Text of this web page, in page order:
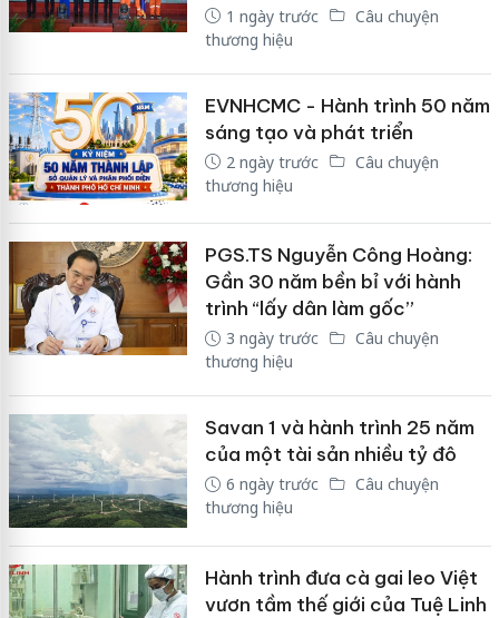
1 ngày trước
Câu chuyện
thương hiệu
EVNHCMC - Hành trình 50 năm
sáng tạo và phát triển
2 ngày trước
Câu chuyện
thương hiệu
PGS.TS Nguyễn Công Hoàng:
Gần 30 năm bền bỉ với hành
trình “lấy dân làm gốc”
3 ngày trước
Câu chuyện
thương hiệu
Savan 1 và hành trình 25 năm
của một tài sản nhiều tỷ đô
6 ngày trước
Câu chuyện
thương hiệu
Hành trình đưa cà gai leo Việt
vươn tầm thế giới của Tuệ Linh